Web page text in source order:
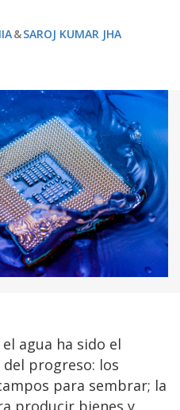
SAROJ KUMAR JHA
agua ha sido el
progreso: los
para sembrar; la
producir bienes y